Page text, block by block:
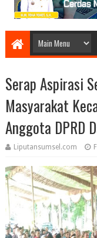
Serap Aspirasi
Masyarakat
Anggota DPRD
Liputansumsel.com